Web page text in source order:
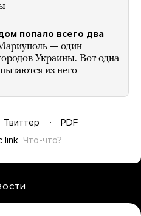
попало всего два
— один
Украины. Вот одна
из него
Твиттер
PDF
link Что-что?